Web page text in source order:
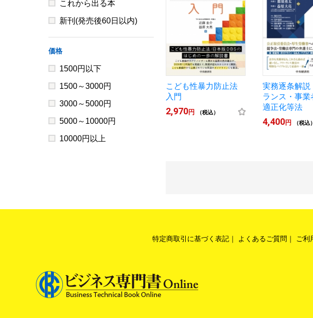
こども性暴力防止法
入門
2,970円 （税込）
実務逐条解
ランス・事業
適正化等法
4,400円 （税込）
これから出る本
新刊(発売後60日以内)
価格
1500円以下
1500～3000円
3000～5000円
5000～10000円
10000円以上
特定商取引に基づく表記 よくあるご質問 ご利